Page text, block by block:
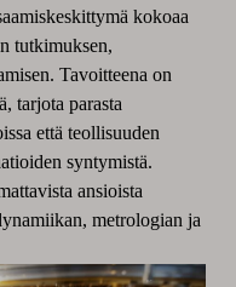
kokoaa
tutkimuksen,
Tavoitteena on
tarjota parasta
että teollisuuden
syntymistä.
ansioista
metrologian ja